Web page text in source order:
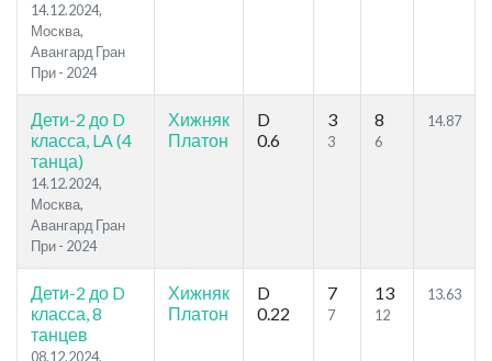
14.12.2024,
Москва,
Авангард Гран
При - 2024
Дети-2 до D
класса, LA (4
танца)
14.12.2024,
Москва,
Авангард Гран
При - 2024
Хижняк
Платон
D
0.6
3
3
8
6
14.87
Дети-2 до D
класса, 8
танцев
08.12.2024,
Хижняк
Платон
D
0.22
7
7
13
12
13.63